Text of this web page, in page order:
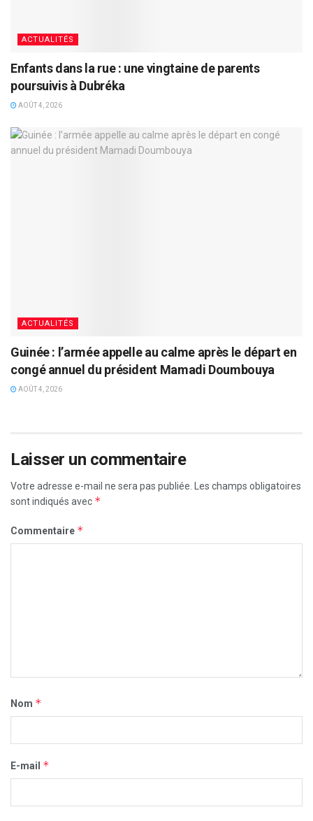
ACTUALITÉS
Enfants dans la rue : une vingtaine de parents
poursuivis à Dubréka
AOÛT 4, 2026
ACTUALITÉS
Guinée : l’armée appelle au calme après le départ en
congé annuel du président Mamadi Doumbouya
AOÛT 4, 2026
Laisser un commentaire
Votre adresse e-mail ne sera pas publiée. Les champs obligatoires
sont indiqués avec *
Commentaire *
Nom *
E-mail *